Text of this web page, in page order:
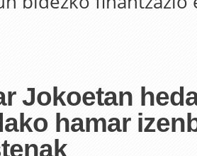
Jokoetan
hamar